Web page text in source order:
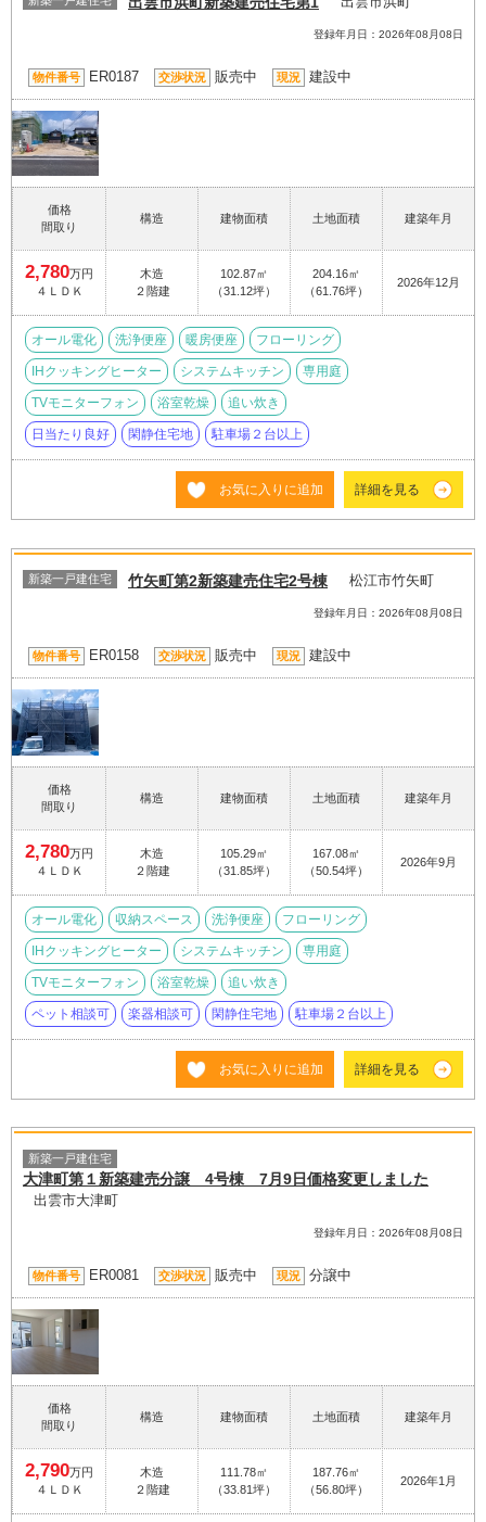
登録年月日：2026年08月08日
物件番号 ER0187 交渉状況 販売中 現況 建設中
価格
間取り
構造 建物面積 土地面積 建築年月
2,780万円
４ＬＤＫ
木造
２階建
102.87㎡
（31.12坪）
204.16㎡
（61.76坪）
2026年12月
オール電化 洗浄便座 暖房便座 フローリング
IHクッキングヒーター システムキッチン 専用庭
TVモニターフォン 浴室乾燥 追い炊き
日当たり良好 閑静住宅地 駐車場２台以上
お気に入りに追加 詳細を見る
新築一戸建住宅 竹矢町第2新築建売住宅2号棟 松江市竹矢町
登録年月日：2026年08月08日
物件番号 ER0158 交渉状況 販売中 現況 建設中
価格
間取り
構造 建物面積 土地面積 建築年月
2,780万円
４ＬＤＫ
木造
２階建
105.29㎡
（31.85坪）
167.08㎡
（50.54坪）
2026年9月
オール電化 収納スペース 洗浄便座 フローリング
IHクッキングヒーター システムキッチン 専用庭
TVモニターフォン 浴室乾燥 追い炊き
ペット相談可 楽器相談可 閑静住宅地 駐車場２台以上
お気に入りに追加 詳細を見る
新築一戸建住宅
大津町第１新築建売分譲 4号棟 7月9日価格変更しました
出雲市大津町
登録年月日：2026年08月08日
物件番号 ER0081 交渉状況 販売中 現況 分譲中
価格
間取り
構造 建物面積 土地面積 建築年月
2,790万円
４ＬＤＫ
木造
２階建
111.78㎡
（33.81坪）
187.76㎡
（56.80坪）
2026年1月